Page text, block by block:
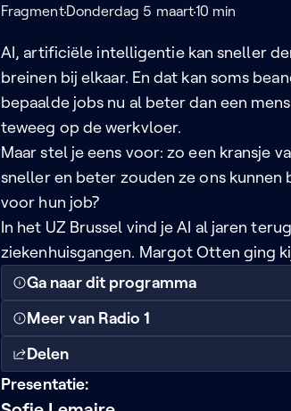
FragmentDonderdag 5 maart10 min
AI, artificiële intelligentie kan sneller
breinen bij elkaar. En dat kan soms
bepaalde jobs nu al beter dan een
teweeg op de werkvloer.
Maar stel je eens voor: zo een kransje
sneller en beter zouden ze ons
voor hun job?
In het UZ Brussel vind je AI al jaren
ziekenhuisgangen. Margot Otten ging
Ga naar dit programma
Meer van Radio 1
Delen
Presentatie: